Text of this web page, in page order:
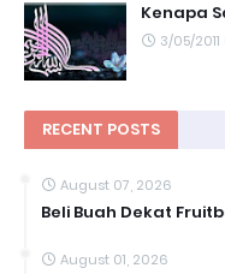
Kenapa
3/05/
RECENT POSTS
August 07, 2026
Beli Buah Dekat
August 01, 2026